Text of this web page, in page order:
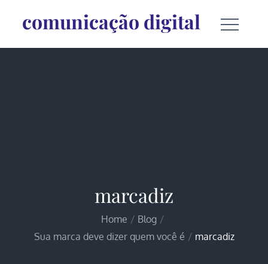
comunicação digital
marcadiz
Home
Blog
Sua marca deve dizer quem você é
marcadiz